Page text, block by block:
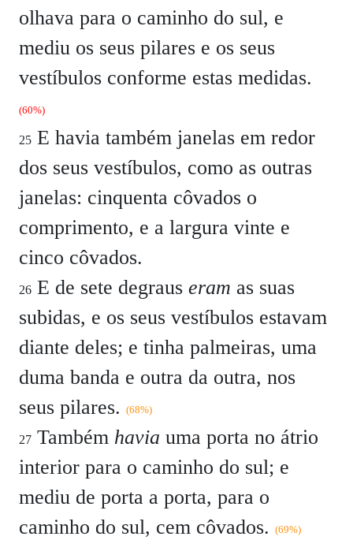
olhava para o caminho do sul, e
mediu os seus pilares e os seus
vestíbulos conforme estas medidas.
(60%)
25 E havia também janelas em redor
dos seus vestíbulos, como as outras
janelas: cinquenta côvados o
comprimento, e a largura vinte e
cinco côvados.
26 E de sete degraus eram as suas
subidas, e os seus vestíbulos estavam
diante deles; e tinha palmeiras, uma
duma banda e outra da outra, nos
seus pilares. (68%)
27 Também havia uma porta no átrio
interior para o caminho do sul; e
mediu de porta a porta, para o
caminho do sul, cem côvados. (69%)